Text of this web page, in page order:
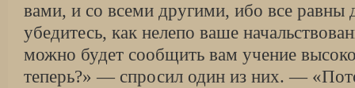
вами, и со всеми другими, ибо все равны
убедитесь, как нелепо ваше
можно будет сообщить вам учение
теперь?» — спросил один из них. —